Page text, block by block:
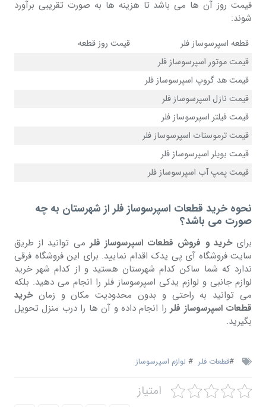
قیمت روز آن ها می باشد تا هزینه ها به صورت تقریبی برآورد
شوند:
قطعه اسپرسوساز فلر
قیمت روز قطعه
قیمت موتور اسپرسوساز فلر
قیمت هد گروپ اسپرسوساز فلر
قیمت نازل اسپرسوساز فلر
قیمت فیلتر اسپرسوساز فلر
قیمت ترموستات اسپرسوساز فلر
قیمت بویلر اسپرسوساز فلر
قیمت پمپ آب اسپرسوساز فلر
نحوه خرید قطعات اسپرسوساز فلر از شهرستان به چه
صورت می باشد؟
برایخرید و فروش قطعات اسپرسوساز فلر می توانید از طریق
سایت فروشگاه آی پی یدک اقدام نمایید. برای این فروشگاه فرقی
ندارد که شما ساکن کدام شهرستان هستید و از کدام شهر خرید
لوازم جانبی و لوازم یدکی اسپرسوساز فلر را انجام می دهید. بلکه
می توانید به راحتی و بدون محدودیت مکان و زمان خرید
قطعات اسپرسوساز فلررا انجام داده و آن ها را درب منزل تحویل
بگیرید.
#قطعات فلر # لوازم اسپرسوساز
امتیاز